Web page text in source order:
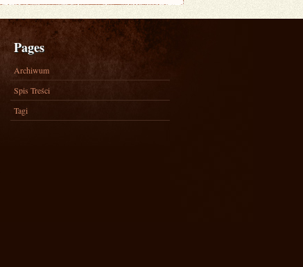
Pages
Archiwum
Spis Treści
Tagi